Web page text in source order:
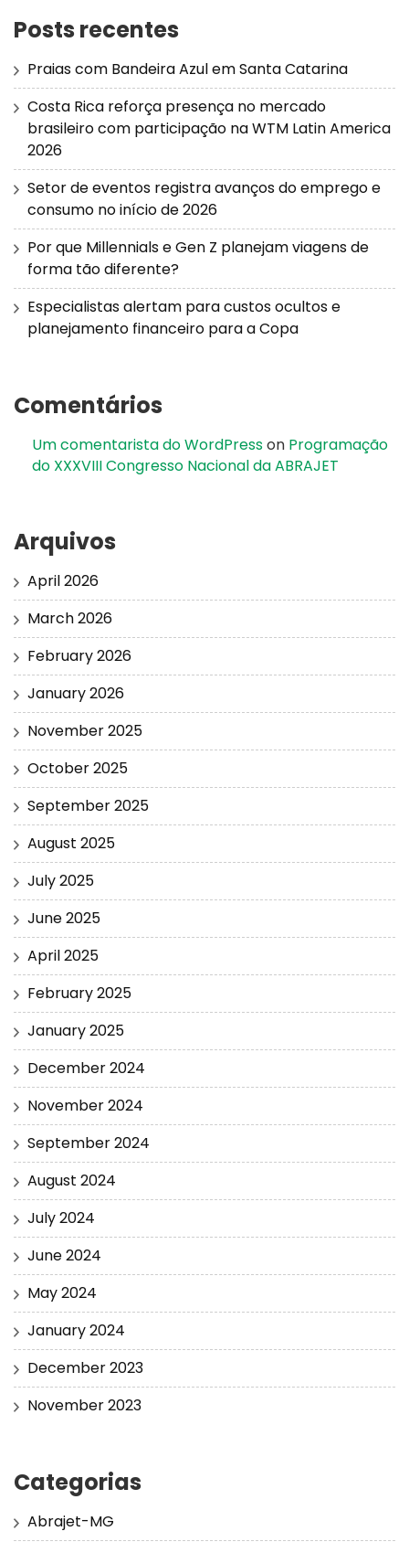
Posts recentes
Praias com Bandeira Azul em Santa Catarina
Costa Rica reforça presença no mercado
brasileiro com participação na WTM Latin America
2026
Setor de eventos registra avanços do emprego e
consumo no início de 2026
Por que Millennials e Gen Z planejam viagens de
forma tão diferente?
Especialistas alertam para custos ocultos e
planejamento financeiro para a Copa
Comentários
Um comentarista do WordPresson Programação
do XXXVIII Congresso Nacional da ABRAJET
Arquivos
April 2026
March 2026
February 2026
January 2026
November 2025
October 2025
September 2025
August 2025
July 2025
June 2025
April 2025
February 2025
January 2025
December 2024
November 2024
September 2024
August 2024
July 2024
June 2024
May 2024
January 2024
December 2023
November 2023
Categorias
Abrajet-MG